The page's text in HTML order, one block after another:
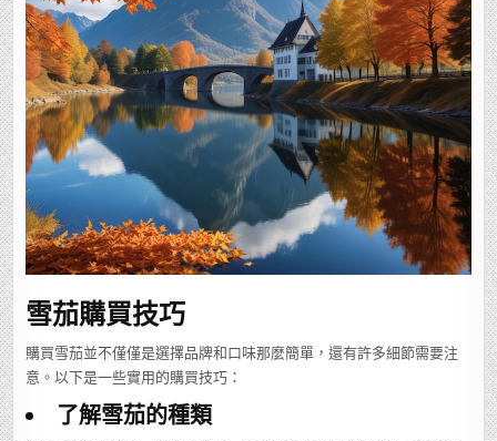
雪茄購買技巧
購買雪茄並不僅僅是選擇品牌和口味那麼簡單，還有許多細節需要注
意。以下是一些實用的購買技巧：
了解雪茄的種類